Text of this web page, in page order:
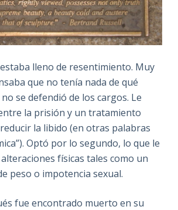
lleno de resentimiento. Muy
que no tenía nada de qué
se defendió de los cargos. Le
la prisión y un tratamiento
la libido (en otras palabras
Optó por lo segundo, lo que le
físicas tales como un
peso o impotencia sexual.
fue encontrado muerto en su